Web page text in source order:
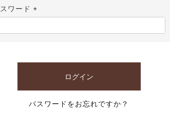
ワード
須)
ログイン
パスワードをお忘れですか？